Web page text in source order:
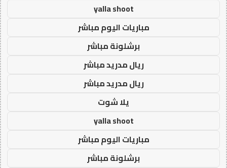
yalla shoot
مباريات اليوم مباشر
برشلونة مباشر
ريال مدريد مباشر
ريال مدريد مباشر
يلا شوت
yalla shoot
مباريات اليوم مباشر
برشلونة مباشر